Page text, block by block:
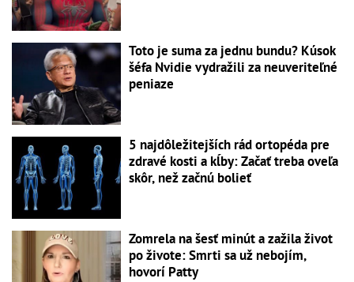
Toto je suma za jednu bundu? Kúsok
šéfa Nvidie vydražili za neuveriteľné
peniaze
5 najdôležitejších rád ortopéda pre
zdravé kosti a kĺby: Začať treba oveľa
skôr, než začnú bolieť
Zomrela na šesť minút a zažila život
po živote: Smrti sa už nebojím,
hovorí Patty